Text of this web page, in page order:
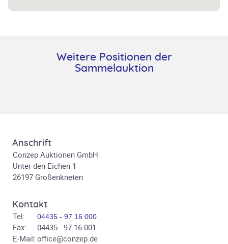
Weitere Positionen der
Sammelauktion
Anschrift
Conzep Auktionen GmbH
Unter den Eichen 1
26197 Großenkneten
Kontakt
Tel: 04435 - 97 16 000
Fax:
04435 - 97 16 001
E-Mail:office@conzep.de